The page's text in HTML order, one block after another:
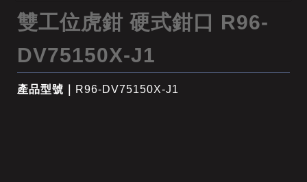
雙工位虎鉗 硬式鉗口 R96-
DV75150X-J1
產品型號｜ R96-DV75150X-J1